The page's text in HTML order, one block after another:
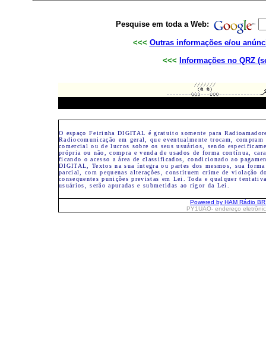
Pesquise em toda a Web:
<<< Outras informações e/ou
<<< Informações no QRZ
O espaço Feirinha DIGITAL é gratuito somente para
Radiocomunicação em geral, que eventualmente trocam,
comercial ou de lucros sobre os seus usuários, sendo
própria ou não, compra e venda de usados de forma contínua,
ficando o acesso a área de classificados, condicionado ao
DIGITAL, Textos na sua íntegra ou partes dos mesmos, sua
parcial, com pequenas alterações, constituem crime de violação
consequentes punições previstas em Lei.
Toda e qualquer
usuários, serão apuradas e submetidas ao rigor da Lei.
Powered by HAM Rádio
PY1UAO- endereço